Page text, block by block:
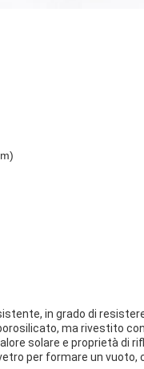
in grado di
ma rivestito
solare e proprietà di
per formare un vuoto,